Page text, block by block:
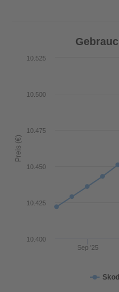
Preis (€)
Sep '25
10.400
10.500
10.425
10.450
10.475
10.525